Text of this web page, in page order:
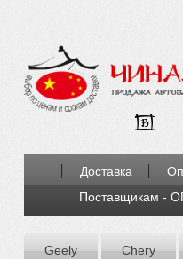
Доставка
Поставщикам -
Geely Chery